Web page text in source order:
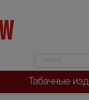
Табачные